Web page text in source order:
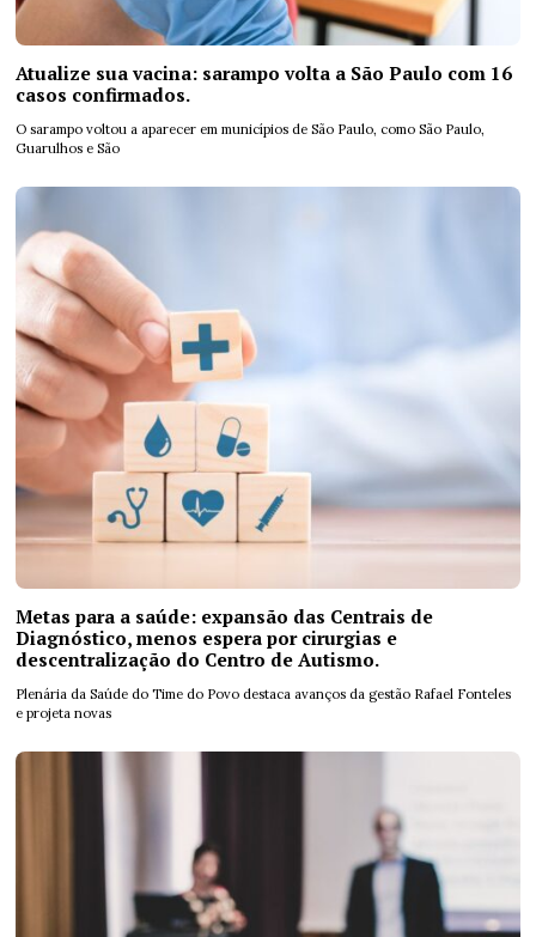
Atualize sua vacina: sarampo volta a São Paulo com 16
casos confirmados.
O sarampo voltou a aparecer em municípios de São Paulo, como São Paulo,
Guarulhos e São
Metas para a saúde: expansão das Centrais de
Diagnóstico, menos espera por cirurgias e
descentralização do Centro de Autismo.
Plenária da Saúde do Time do Povo destaca avanços da gestão Rafael Fonteles
e projeta novas